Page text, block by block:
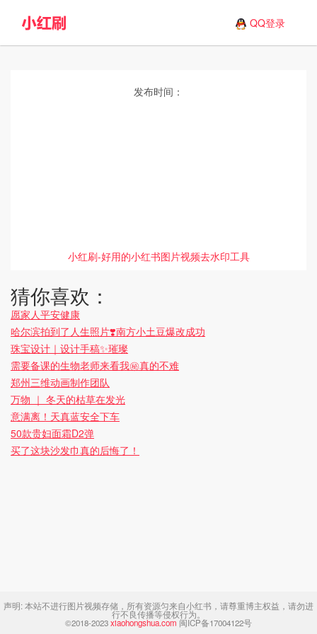
QQ登录
发布时间：
小红刷-好用的小红书图片视频去水印工具
猜你喜欢：
愿家人平安健康
哈尔滨拍到了人生照片❣️南方小土豆爆改成功
珠宝设计｜设计手稿✨璀璨
需要备课的生物老师来看我㊙️真的不难
郑州三维动画制作团队
万物 ｜ 冬天的枯草在发光
意满离！天真蓝安全下车
50款贵妇面霜D2弹
买了这块沙发巾真的后悔了！
声明:本站不进行图片视频存储，所有资源匀来自小红书，请尊重博主权益，请勿进
行不良传播等侵权行为。
©2018-2023xiaohongshua.com 闽ICP备17004122号